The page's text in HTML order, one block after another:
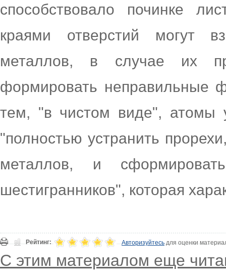
способствовало починке
краями отверстий могут
металлов, в случае их
формировать неправильные
тем, "в чистом виде", атомы
"полностью устранить
металлов, и
шестигранников", которая
Рейтинг: Авторизуйтесьдля оценки
С этим материалом еще